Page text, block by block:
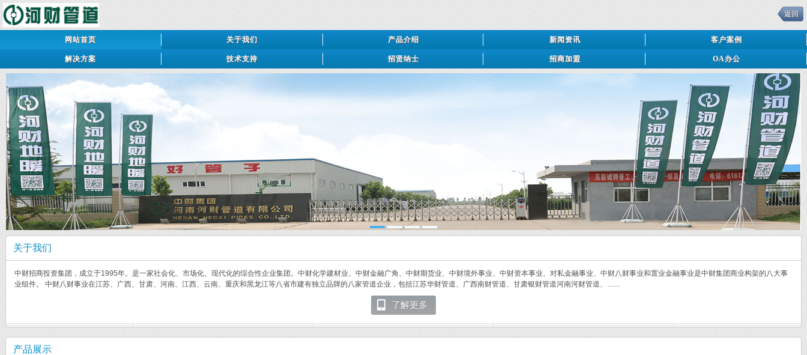
返回
网站首页 关于我们 产品介绍 新闻资讯 客户案例
解决方案 技术支持 招贤纳士 招商加盟 OA办公
关于我们
中财招商投资集团，成立于1995年。是一家社会化、市场化、现代化的综合性企业集团。中财化学建材业、中财金融广角、中财期货业、中财境外事业、中财资本事业、对私金融事业、中财八财事业和置业金融事业是中财集团商业构架的八大事
业组件。 中财八财事业在江苏、广西、甘肃、河南、江西、云南、重庆和黑龙江等八省市建有独立品牌的八家管道企业，包括江苏华财管道、广西南财管道、甘肃银财管道河南河财管道、…...
了解更多
产品展示